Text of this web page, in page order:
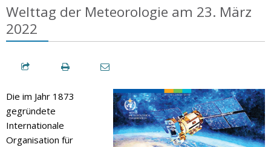
Welttag der Meteorologie am 23. März
2022
Die im Jahr 1873
gegründete
Internationale
Organisation für